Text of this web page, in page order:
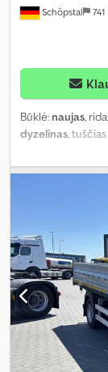
Schöpstal
Būklė: naujas, rida:
dyzelinas,
tipas:mechaninis
ABS,
sistema),
juostos
sistema,
stiprintuvas,